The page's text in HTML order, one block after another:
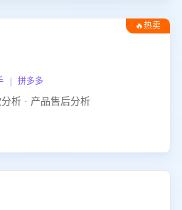
🔥热卖
| 拼多多
析 · 产品售后分析